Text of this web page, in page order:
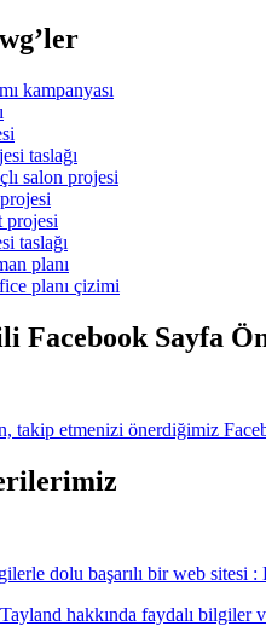
kampanyası
taslağı
salon projesi
projesi
taslağı
planı
planı çizimi
Facebook Sayfa
takip etmenizi önerdiğimiz
dolu başarılı bir web
hakkında faydalı